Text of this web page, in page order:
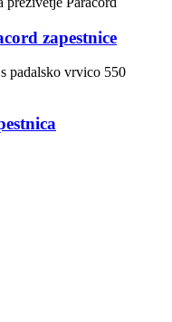
zapestnice